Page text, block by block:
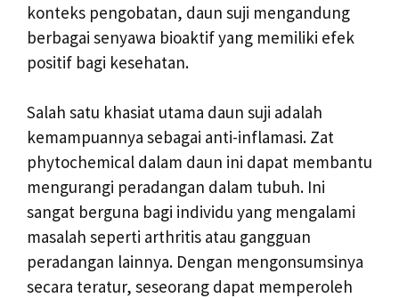
konteks pengobatan, daun suji mengandung
berbagai senyawa bioaktif yang memiliki efek
positif bagi kesehatan.
Salah satu khasiat utama daun suji adalah
kemampuannya sebagai anti-inflamasi. Zat
phytochemical dalam daun ini dapat membantu
mengurangi peradangan dalam tubuh. Ini
sangat berguna bagi individu yang mengalami
masalah seperti arthritis atau gangguan
peradangan lainnya. Dengan mengonsumsinya
secara teratur, seseorang dapat memperoleh